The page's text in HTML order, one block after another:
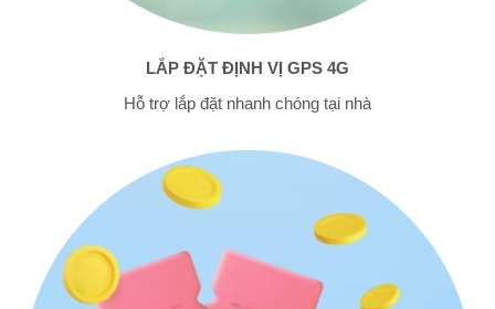
LẮP ĐẶT ĐỊNH VỊ GPS 4G
Hỗ trợ lắp đặt nhanh chóng tại nhà